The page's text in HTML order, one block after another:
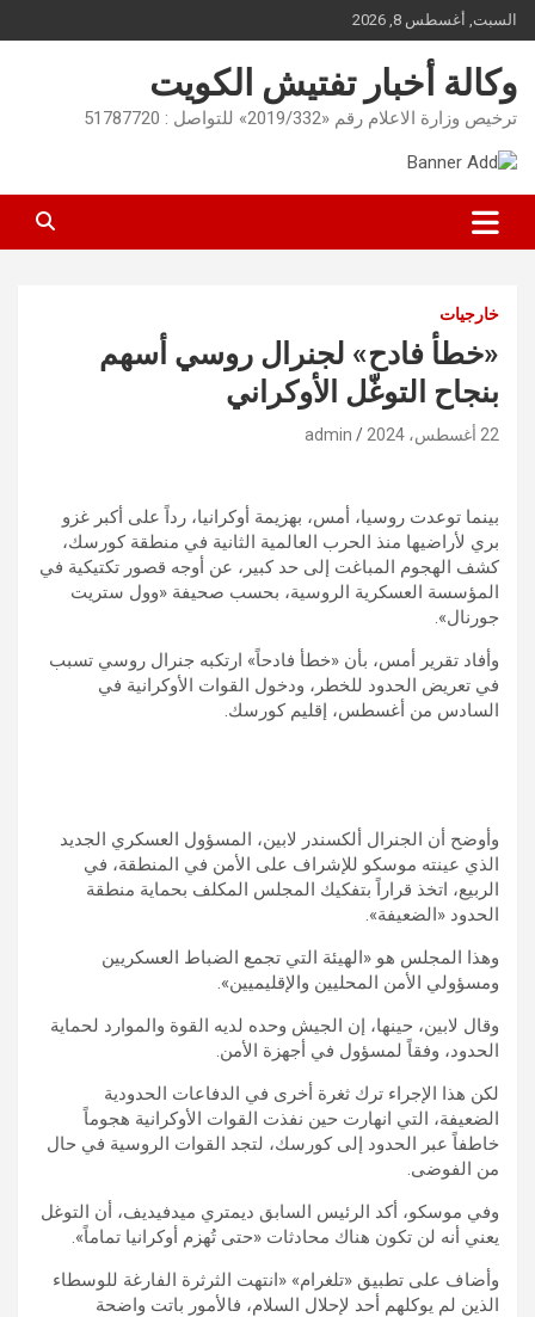
Skip
to
content
السبت, أغسطس 8, 2026
وكالة أخبار تفتيش الكويت
ترخيص وزارة الاعلام رقم «2019/332» للتواصل : 51787720
خارجيات
«خطأ فادح» لجنرال روسي أسهم
بنجاح التوغّل الأوكراني
22 أغسطس، 2024 admin
بينما توعدت روسيا، أمس، بهزيمة أوكرانيا، رداً على أكبر غزو
بري لأراضيها منذ الحرب العالمية الثانية في منطقة كورسك،
كشف الهجوم المباغت إلى حد كبير، عن أوجه قصور تكتيكية في
المؤسسة العسكرية الروسية، بحسب صحيفة «وول ستريت
جورنال».
وأفاد تقرير أمس، بأن «خطأ فادحاً» ارتكبه جنرال روسي تسبب
في تعريض الحدود للخطر، ودخول القوات الأوكرانية في
السادس من أغسطس، إقليم كورسك.
وأوضح أن الجنرال ألكسندر لابين، المسؤول العسكري الجديد
الذي عينته موسكو للإشراف على الأمن في المنطقة، في
الربيع، اتخذ قراراً بتفكيك المجلس المكلف بحماية منطقة
الحدود «الضعيفة».
وهذا المجلس هو «الهيئة التي تجمع الضباط العسكريين
ومسؤولي الأمن المحليين والإقليميين».
وقال لابين، حينها، إن الجيش وحده لديه القوة والموارد لحماية
الحدود، وفقاً لمسؤول في أجهزة الأمن.
لكن هذا الإجراء ترك ثغرة أخرى في الدفاعات الحدودية
الضعيفة، التي انهارت حين نفذت القوات الأوكرانية هجوماً
خاطفاً عبر الحدود إلى كورسك، لتجد القوات الروسية في حال
من الفوضى.
وفي موسكو، أكد الرئيس السابق ديمتري ميدفيديف، أن التوغل
يعني أنه لن تكون هناك محادثات «حتى تُهزم أوكرانيا تماماً».
وأضاف على تطبيق «تلغرام» «انتهت الثرثرة الفارغة للوسطاء
الذين لم يوكلهم أحد لإحلال السلام، فالأمور باتت واضحة